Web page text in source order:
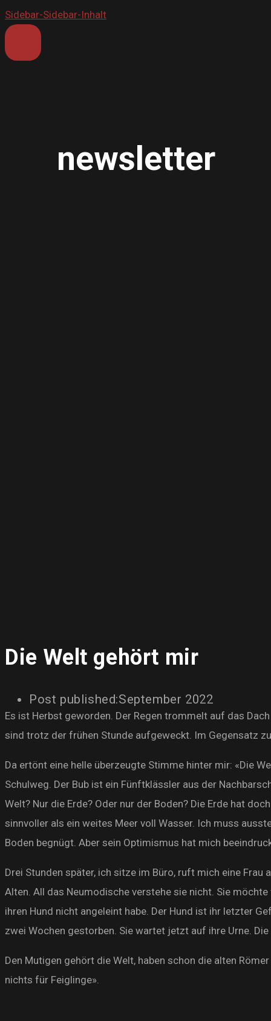
Sidebar-Sidebar-Inhalt
newsletter
Die Welt gehört mir
Post published:September 2022
Es ist Herbst geworden. Der Regen trommelt auf das
sind trotz der frühen Stunde aufgeweckt. Im Gegensatz
Da ertönt eine helle überzeugte Stimme hinter mir: «Die
Schulweg. Der Bub ist ein Fünftklässler aus der
Welt? Nur die Erde? Oder nur der Boden? Die Erde hat
sinnvoller als ein weites Meer voll Wasser. Ich muss
Boden begnügt. Aber sein Optimismus hat mich
Drei Stunden später, ich sitze im Büro, ruft mich eine
Alten. All das Neumodische verstehe sie nicht. Sie
ihren Hund nicht angeleint habe. Der Hund ist ihr letzter
zwei Wochen gestorben. Sie wartet jetzt auf ihre Urne.
Den Mutigen gehört die Welt, haben schon die alten
nichts für Feiglinge».